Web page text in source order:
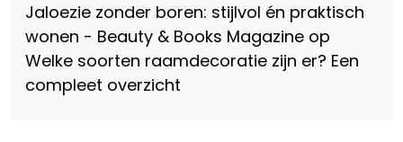
Jaloezie zonder boren: stijlvol én praktisch
wonen - Beauty & Books Magazine op
Welke soorten raamdecoratie zijn er? Een
compleet overzicht